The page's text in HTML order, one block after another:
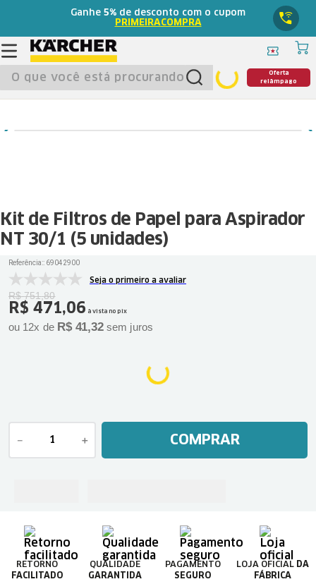
Ganhe 5% de desconto com o cupom
PRIMEIRACOMPRA
O que você está procurando?
Oferta
relâmpago
Kit de Filtros de Papel para Aspirador
NT 30/1 (5 unidades)
Referência:: 69042900
Seja o primeiro a avaliar
R$ 751,80
R$ 471,06 à vista no pix
ou 12x de R$ 41,32 sem juros
＋
－ COMPRAR
RETORNO
FACILITADO
QUALIDADE
GARANTIDA
PAGAMENTO
SEGURO
LOJA OFICIAL DA
FÁBRICA